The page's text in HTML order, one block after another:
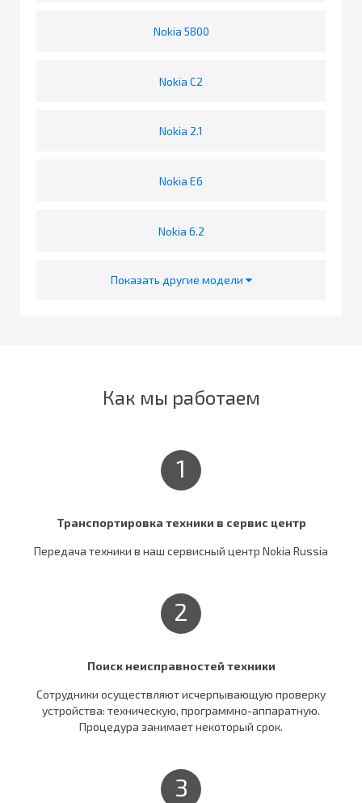
Nokia 5800
Nokia C2
Nokia 2.1
Nokia E6
Nokia 6.2
Показать другие модели
Как мы работаем
1
Транспортировка техники в сервис центр
Передача техники в наш сервисный центр Nokia Russia
2
Поиск неисправностей техники
Сотрудники осуществляют исчерпывающую проверку
устройства: техническую, программно-аппаратную.
Процедура занимает некоторый срок.
3